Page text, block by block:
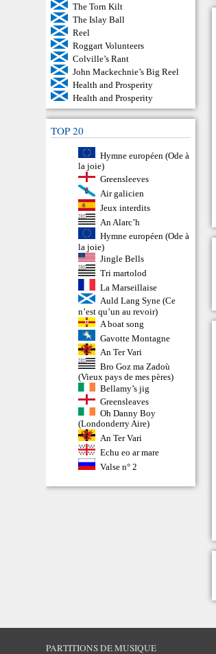
The Torn Kilt
The Islay Ball
Reel
Roggart Volunteers
Colville’s Rant
John Mackechnie’s Big Reel
Health and Prosperity
Health and Prosperity
TOP 20
Hymne européen (Ode à
la joie)
Greensleeves
Air galicien
Jeux interdits
An Alarc’h
Hymne européen (Ode à
la joie)
Jingle Bells
Tri martolod
La Marseillaise
Auld Lang Syne (Ce
n’est qu’un au revoir)
A boat song
Gavotte Montagne
An Ter Vari
Bro Goz ma Zadoù
(Vieux pays de mes pères)
Bellamy’s jig
Greensleaves
Oh Danny Boy
(Londonderry Aire)
An Ter Vari
Echu eo ar mare
Valse n° 2
PARTITIONS DE MUSIQUE